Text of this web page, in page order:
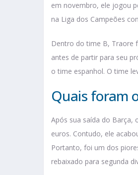
em novembro, ele jogou
na Liga dos Campeões
Dentro do time B, Traore
antes de partir para seu
o time espanhol. O time
Quais foram
Após sua saída do Barça,
euros. Contudo, ele
Portanto, foi um dos
rebaixado para segunda